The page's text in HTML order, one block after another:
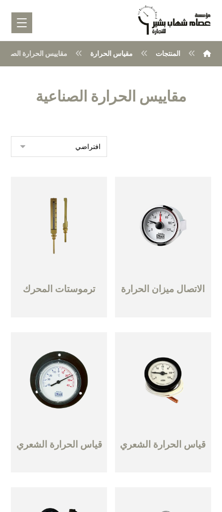
المنتجات مقياس الحرارة مقاييس الحرارة
مقاييس الحرارة الصناعية
الاتصال ميزان الحرارة ترموستات المحرك
قياس الحرارة الشعري قياس الحرارة الشعري